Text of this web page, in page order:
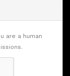
are a human